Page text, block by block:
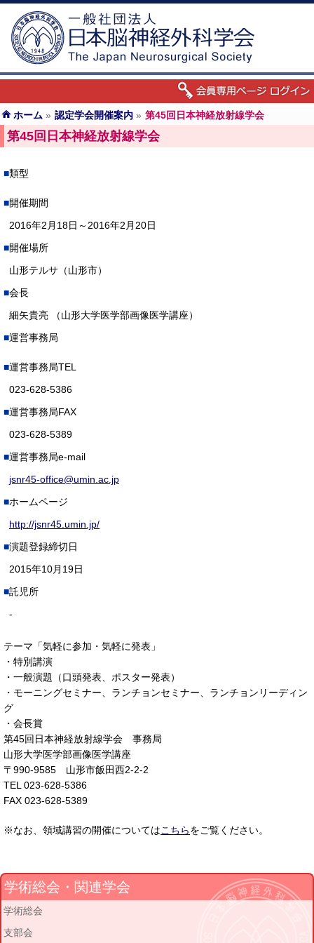
ホーム » 認定学会開催案内 » 第45回日本神経放射線学会
第45回日本神経放射線学会
類型
開催期間
2016年2月18日～2016年2月20日
開催場所
山形テルサ（山形市）
会長
細矢貴亮 （山形大学医学部画像医学講座）
運営事務局
運営事務局TEL
023-628-5386
運営事務局FAX
023-628-5389
運営事務局e-mail
jsnr45-office@umin.ac.jp
ホームページ
http://jsnr45.umin.jp/
演題登録締切日
2015年10月19日
託児所
-
テーマ「気軽に参加・気軽に発表」
・特別講演
・一般演題（口頭発表、ポスター発表）
・モーニングセミナー、ランチョンセミナー、ランチョンリーディン
グ
・会長賞
第45回日本神経放射線学会 事務局
山形大学医学部画像医学講座
〒990-9585 山形市飯田西2-2-2
TEL 023-628-5386
FAX 023-628-5389
※なお、領域講習の開催についてはこちらをご覧ください。
学術総会・関連学会
学術総会
支部会